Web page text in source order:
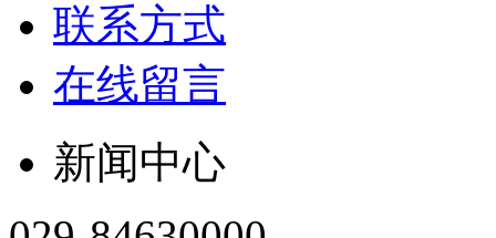
联系方式
在线留言
新闻中心